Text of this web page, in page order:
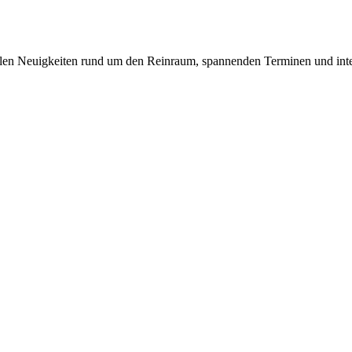
Neuigkeiten rund um den Reinraum, spannenden Terminen und